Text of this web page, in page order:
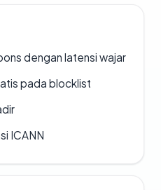
dengan latensi wajar
pada blocklist
ICANN